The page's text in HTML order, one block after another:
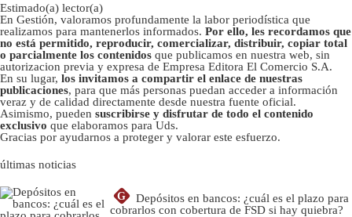
Estimado(a) lector(a)
En Gestión, valoramos profundamente la labor periodística que
realizamos para mantenerlos informados. Por ello, les recordamos que
no está permitido, reproducir, comercializar, distribuir, copiar total
o parcialmente los contenidos que publicamos en nuestra web, sin
autorizacion previa y expresa de Empresa Editora El Comercio S.A.
En su lugar, los invitamos a compartir el enlace de nuestras
publicaciones, para que más personas puedan acceder a información
veraz y de calidad directamente desde nuestra fuente oficial.
Asimismo, pueden suscribirse y disfrutar de todo el contenido
exclusivo que elaboramos para Uds.
Gracias por ayudarnos a proteger y valorar este esfuerzo.
últimas noticias
G
Depósitos en bancos: ¿cuál es el plazo para
cobrarlos con cobertura de FSD si hay quiebra?